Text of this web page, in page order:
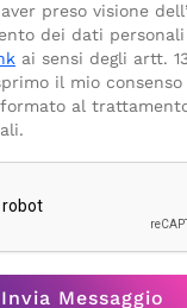
preso visione
dei dati
ai sensi degli artt.
il mio
al